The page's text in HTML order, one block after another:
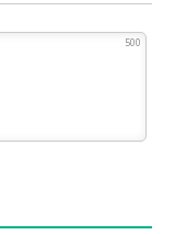
500